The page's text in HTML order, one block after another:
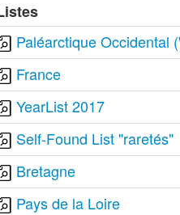
Paléarctique Occidental
France
YearList 2017
Self-Found List "raretés"
Bretagne
Pays de la Loire